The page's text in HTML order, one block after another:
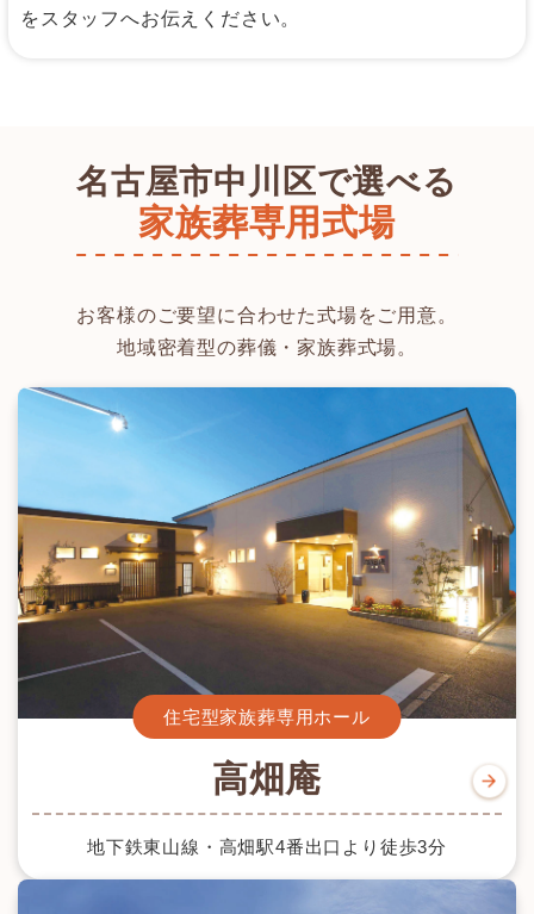
をスタッフへお伝えください。
名古屋市中川区で選べる
家族葬専用式場
お客様のご要望に合わせた式場をご用意。
地域密着型の葬儀・家族葬式場。
住宅型家族葬専用ホール
高畑庵
地下鉄東山線・高畑駅4番出口より徒歩3分